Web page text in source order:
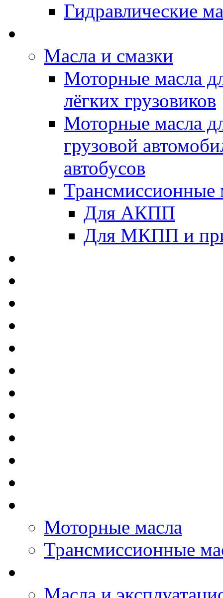
Гидравлические
Масла и смазки
Моторные масла
лёгких грузовиков
Моторные масла
грузовой
автобусов
Трансмиссионные
Для АКПП
Для МКПП и
Моторные масла
Трансмиссионные